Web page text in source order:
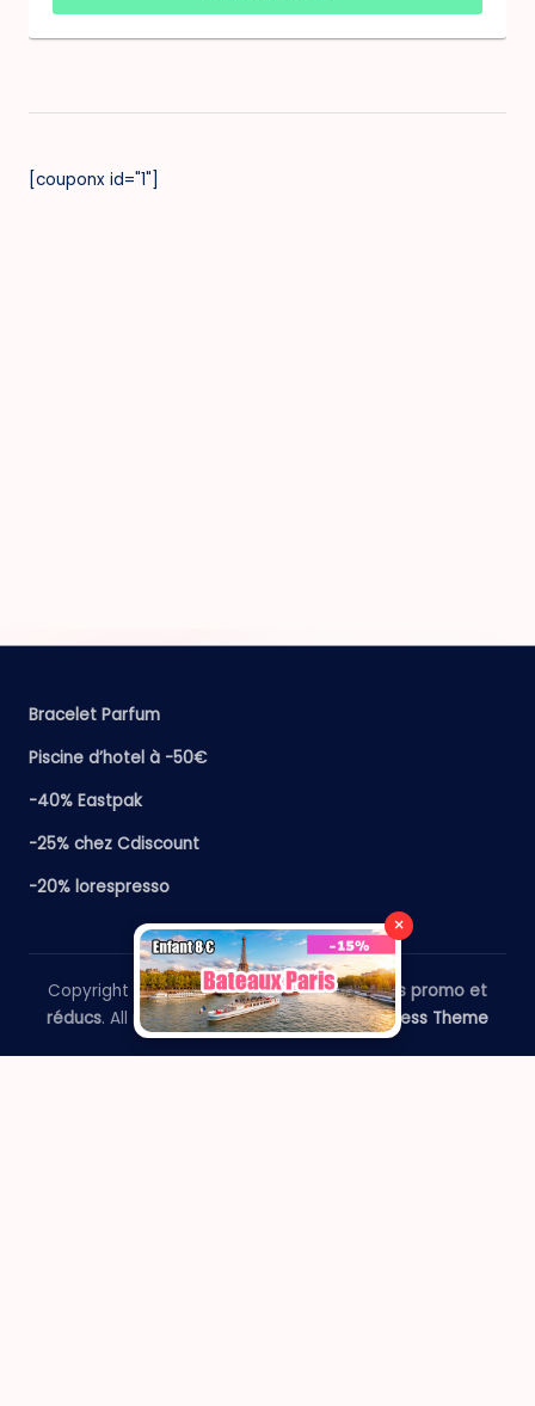
[couponx id="1"]
Bracelet Parfum
Piscine d’hotel à -50€
-40% Eastpak
-25% chez Cdiscount
-20% lorespresso
Copyright 2026 —
​Le Paris Guide - Codes promo et
réducs. All rights reserved.Bloghash WordPress Theme
×